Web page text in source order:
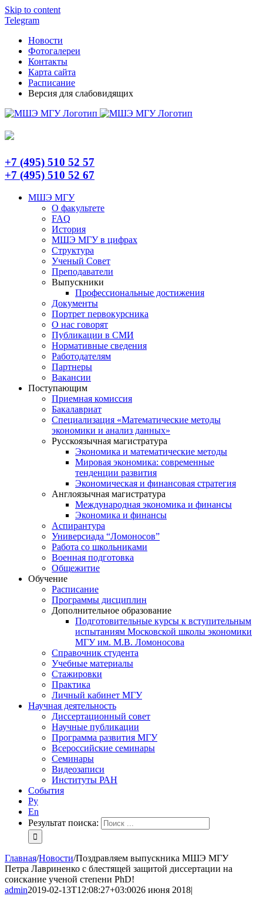
Skip to content
Telegram
Новости
Фотогалереи
Контакты
Карта сайта
Расписание
Версия для слабовидящих
+7 (495) 510 52 57
+7 (495) 510 52 67
МШЭ МГУ
О факультете
FAQ
История
МШЭ МГУ в цифрах
Структура
Ученый Совет
Преподаватели
Выпускники
Профессиональные достижения
Документы
Портрет первокурсника
О нас говорят
Публикации в СМИ
Нормативные сведения
Работодателям
Партнеры
Вакансии
Поступающим
Приемная комиссия
Бакалавриат
Специализация «Математические методы
экономики и анализ данных»
Русскоязычная магистратура
Экономика и математические методы
Мировая экономика: современные
тенденции развития
Экономическая и финансовая стратегия
Англоязычная магистратура
Международная экономика и финансы
Экономика и финансы
Аспирантура
Универсиада “Ломоносов”
Работа со школьниками
Военная подготовка
Общежитие
Обучение
Расписание
Программы дисциплин
Дополнительное образование
Подготовительные курсы к вступительным
испытаниям Московской школы экономики
МГУ им. М.В. Ломоносова
Справочник студента
Учебные материалы
Стажировки
Практика
Личный кабинет МГУ
Научная деятельность
Диссертационный совет
Научные публикации
Программа развития МГУ
Всероссийские семинары
Семинары
Видеозаписи
Институты РАН
События
Ру
En
Результат поиска:
Главная/Новости/Поздравляем выпускника МШЭ МГУ
Петра Лавриненко с блестящей защитой диссертации на
соискание ученой степени PhD!
admin2019-02-13T12:08:27+03:0026 июня 2018|